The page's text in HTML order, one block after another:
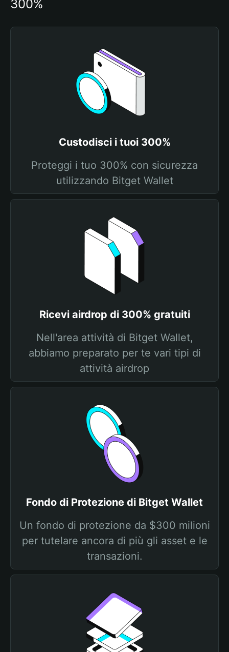
300%
Custodisci i tuoi 300%
Proteggi i tuo 300% con sicurezza
utilizzando Bitget Wallet
Ricevi airdrop di 300% gratuiti
Nell'area attività di Bitget Wallet,
abbiamo preparato per te vari tipi di
attività airdrop
Fondo di Protezione di Bitget Wallet
Un fondo di protezione da $300 milioni
per tutelare ancora di più gli asset e le
transazioni.